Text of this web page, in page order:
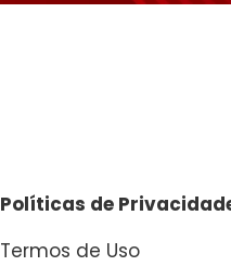
Políticas de
Termos de Uso